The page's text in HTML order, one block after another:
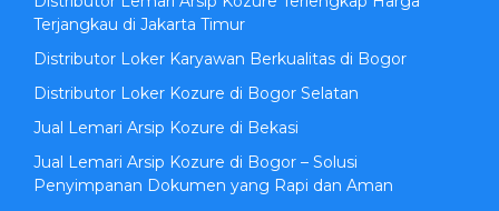
Terjangkau di Jakarta Timur
Distributor Loker Karyawan Berkualitas di Bogor
Distributor Loker Kozure di Bogor Selatan
Jual Lemari Arsip Kozure di Bekasi
Jual Lemari Arsip Kozure di Bogor – Solusi
Penyimpanan Dokumen yang Rapi dan Aman